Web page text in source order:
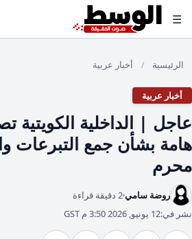
☰
الرئيسية / أخبار عربية
أخبار عربية
عاجل | الداخلية الكويتية
هامة بشأن جمع التبرعات
محرم
روضة سامي2 دقيقة قراءة
نشر في:12 يونيو, 2026 3:50 م GST